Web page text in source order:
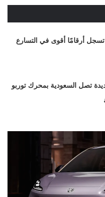
تصل السعودية بمحرك توربو